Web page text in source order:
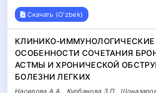
Скачать (O'zbek)
КЛИНИКО-ИММУНОЛОГИЧЕСКИЕ
ОСОБЕННОСТИ СОЧЕТАНИЯ
АСТМЫ И ХРОНИЧЕСКОЙ
БОЛЕЗНИ ЛЕГКИХ
Насирова А.А., Курбанова З.П.,